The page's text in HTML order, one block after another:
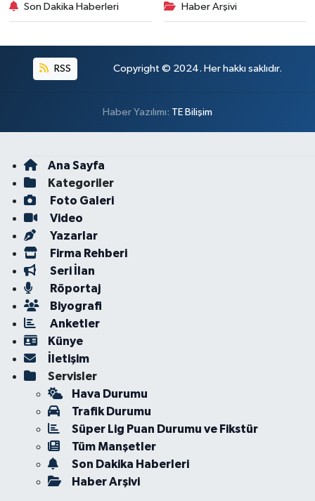
Son Dakika Haberleri Haber Arşivi
RSS Copyright © 2024. Her hakkı saklıdır.
Haber Yazılımı: TE Bilişim
Ana Sayfa
Kategoriler
Foto Galeri
Video
Yazarlar
Firma Rehberi
Seri İlan
Röportaj
Biyografi
Anketler
Künye
İletişim
Servisler
Hava Durumu
Trafik Durumu
Süper Lig Puan Durumu ve Fikstür
Tüm Manşetler
Son Dakika Haberleri
Haber Arşivi